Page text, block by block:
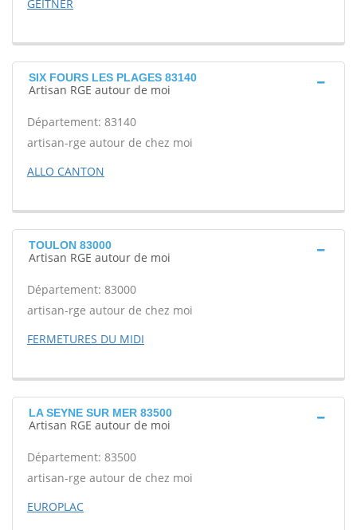
GEITNER
SIX FOURS LES PLAGES 83140
Artisan RGE autour de moi
Département: 83140
artisan-rge autour de chez moi
ALLO CANTON
TOULON 83000
Artisan RGE autour de moi
Département: 83000
artisan-rge autour de chez moi
FERMETURES DU MIDI
LA SEYNE SUR MER 83500
Artisan RGE autour de moi
Département: 83500
artisan-rge autour de chez moi
EUROPLAC